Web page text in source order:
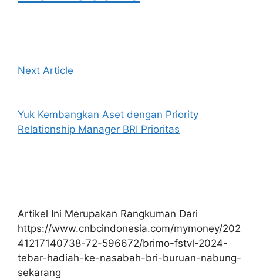
Next Article
Yuk Kembangkan Aset dengan Priority
Relationship Manager BRI Prioritas
Artikel Ini Merupakan Rangkuman Dari
https://www.cnbcindonesia.com/mymoney/202
41217140738-72-596672/brimo-fstvl-2024-
tebar-hadiah-ke-nasabah-bri-buruan-nabung-
sekarang